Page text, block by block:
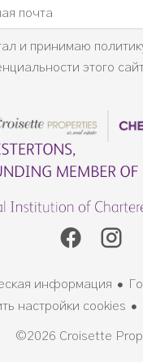
и принимаю
этого
информация
настройки cookies
©2026 Croisette